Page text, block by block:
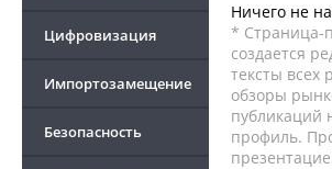
Цифровизация
Импортозамещение
Безопасность
Ничего не
* Страница-
создается
тексты всех
обзоры
публикаций
профиль.